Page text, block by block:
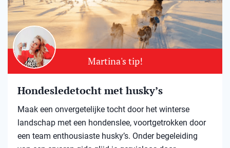
Martina's tip!
Hondesledetocht met husky’s
Maak een onvergetelijke tocht door het winterse
landschap met een hondenslee, voortgetrokken door
een team enthousiaste husky’s. Onder begeleiding